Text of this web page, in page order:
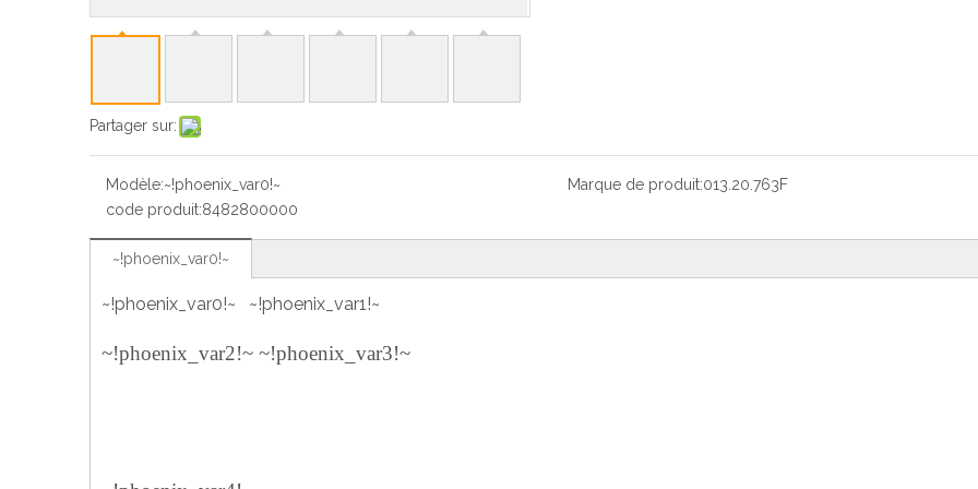
Partager sur:
Modèle:~!phoenix_var0!~ Marque de produit:013.20.763F
code produit:8482800000
~!phoenix_var0!~
~!phoenix_var0!~ ~!phoenix_var1!~
~!phoenix_var2!~ ~!phoenix_var3!~